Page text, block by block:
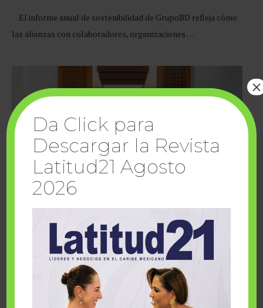
El informe anual de sostenibilidad de GrupoBD refleja cómo
las alianzas con colaboradores, organizaciones …
Cuando la solidaridad inspira; cumplen
sueños Fairmont Mayakoba y Make-A-Wish
Da Click para
Descargar la Revista
Latitud21 Agosto
2026
×